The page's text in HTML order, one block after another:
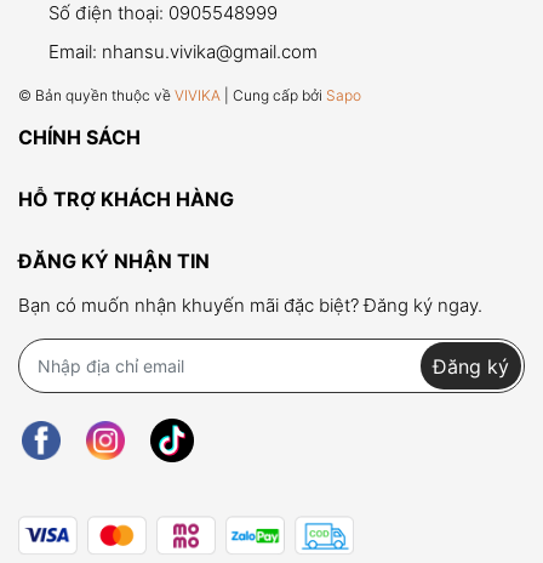
Số điện thoại: 0905548999
Email: nhansu.vivika@gmail.com
© Bản quyền thuộc về VIVIKA | Cung cấp bởi Sapo
CHÍNH SÁCH
HỖ TRỢ KHÁCH HÀNG
ĐĂNG KÝ NHẬN TIN
Bạn có muốn nhận khuyến mãi đặc biệt? Đăng ký ngay.
Đăng ký